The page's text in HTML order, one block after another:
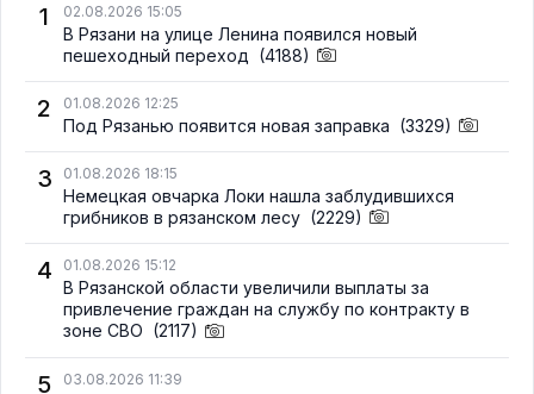
1
02.08.2026 15:05
В Рязани на улице Ленина появился новый
пешеходный переход (4188)
2 01.08.2026 12:25
Под Рязанью появится новая заправка (3329)
3 01.08.2026 18:15
Немецкая овчарка Локи нашла заблудившихся
грибников в рязанском лесу (2229)
4 01.08.2026 15:12
В Рязанской области увеличили выплаты за
привлечение граждан на службу по контракту в
зоне СВО (2117)
5 03.08.2026 11:39